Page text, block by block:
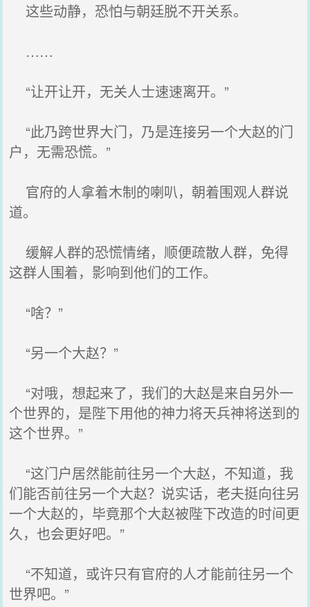
这些动静，恐怕与朝廷脱不开关系。
……
“让开让开，无关人士速速离开。”
“此乃跨世界大门，乃是连接另一个大赵的门
户，无需恐慌。”
官府的人拿着木制的喇叭，朝着围观人群说
道。
缓解人群的恐慌情绪，顺便疏散人群，免得
这群人围着，影响到他们的工作。
“啥？”
“另一个大赵？”
“对哦，想起来了，我们的大赵是来自另外一
个世界的，是陛下用他的神力将天兵神将送到的
这个世界。”
“这门户居然能前往另一个大赵，不知道，我
们能否前往另一个大赵？说实话，老夫挺向往另
一个大赵的，毕竟那个大赵被陛下改造的时间更
久，也会更好吧。”
“不知道，或许只有官府的人才能前往另一个
世界吧。”